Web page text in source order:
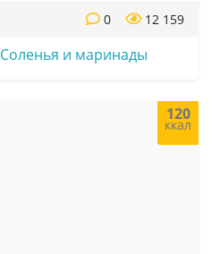
12 159
0
Соленья и маринады
120
ккал